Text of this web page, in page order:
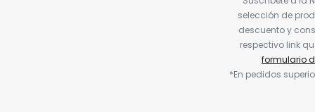
selección de
descuento y
respectivo link
formulario
*En pedidos